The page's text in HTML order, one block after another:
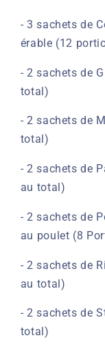
- 3 sachets de
érable (12
- 2 sachets de
total)
- 2 sachets de
total)
- 2 sachets de
au total)
- 2 sachets de
au poulet (8
- 2 sachets de
au total)
- 2 sachets de
total)